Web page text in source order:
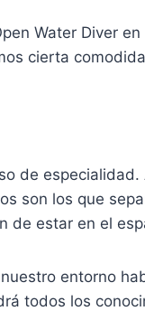
Water Diver
cierta
de
son los que
de estar en el
entorno
todos los